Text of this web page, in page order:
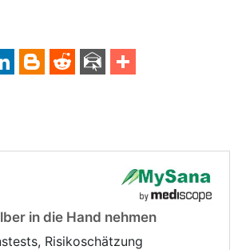
in die Hand nehmen
Risikoschätzung